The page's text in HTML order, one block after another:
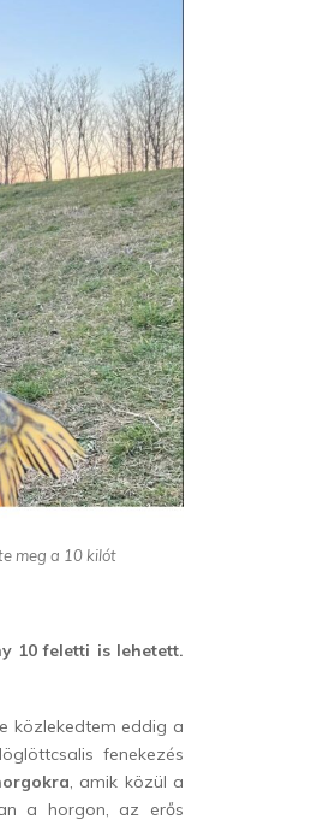
meg a 10 kilót
10 feletti is lehetett.
közlekedtem eddig a
fenekezés
, amik közül a
a horgon, az erős